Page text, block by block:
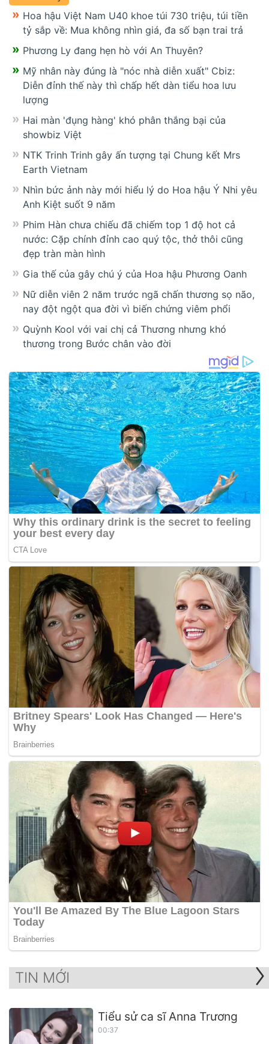
Hoa hậu Việt Nam U40 khoe túi 730 triệu, túi tiền
tỷ sắp về: Mua không nhìn giá, đa số bạn trai trả
Phương Ly đang hẹn hò với An Thuyên?
Mỹ nhân này đúng là "nóc nhà diễn xuất" Cbiz:
Diễn đỉnh thế này thì chấp hết dàn tiểu hoa lưu
lượng
Hai màn 'đụng hàng' khó phân thắng bại của
showbiz Việt
NTK Trinh Trinh gây ấn tượng tại Chung kết Mrs
Earth Vietnam
Nhìn bức ảnh này mới hiểu lý do Hoa hậu Ý Nhi yêu
Anh Kiệt suốt 9 năm
Phim Hàn chưa chiếu đã chiếm top 1 độ hot cả
nước: Cặp chính đỉnh cao quý tộc, thở thôi cũng
đẹp tràn màn hình
Gia thế của gây chú ý của Hoa hậu Phương Oanh
Nữ diễn viên 2 năm trước ngã chấn thương sọ não,
nay đột ngột qua đời vì biến chứng viêm phổi
Quỳnh Kool với vai chị cả Thương nhưng khó
thương trong Bước chân vào đời
TIN MỚI
Tiểu sử ca sĩ Anna Trương
00:37